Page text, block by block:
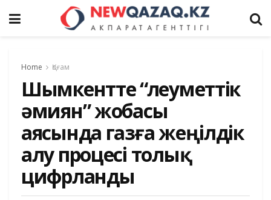
Home Қоғам
Шымкентте “Әлеуметтік
әмиян” жобасы
аясында газға жеңілдік
алу процесі толық
цифрланды